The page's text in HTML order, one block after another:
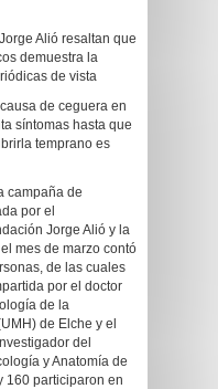
Alió resaltan que
demuestra la
de vista
de ceguera en
síntomas hasta que
temprano es
campaña de
por el
Jorge Alió y la
mes de marzo contó
de las cuales
por el doctor
de la
de Elche y el
del
y Anatomía de
160 participaron en